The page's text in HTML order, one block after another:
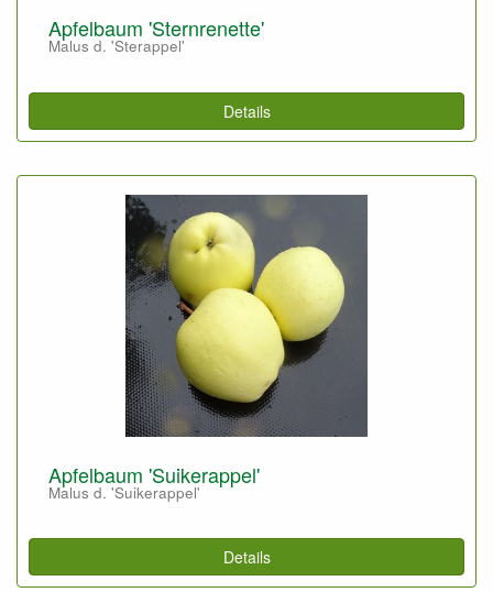
Apfelbaum 'Sternrenette'
Malus d. 'Sterappel'
Details
Apfelbaum 'Suikerappel'
Malus d. 'Suikerappel'
Details